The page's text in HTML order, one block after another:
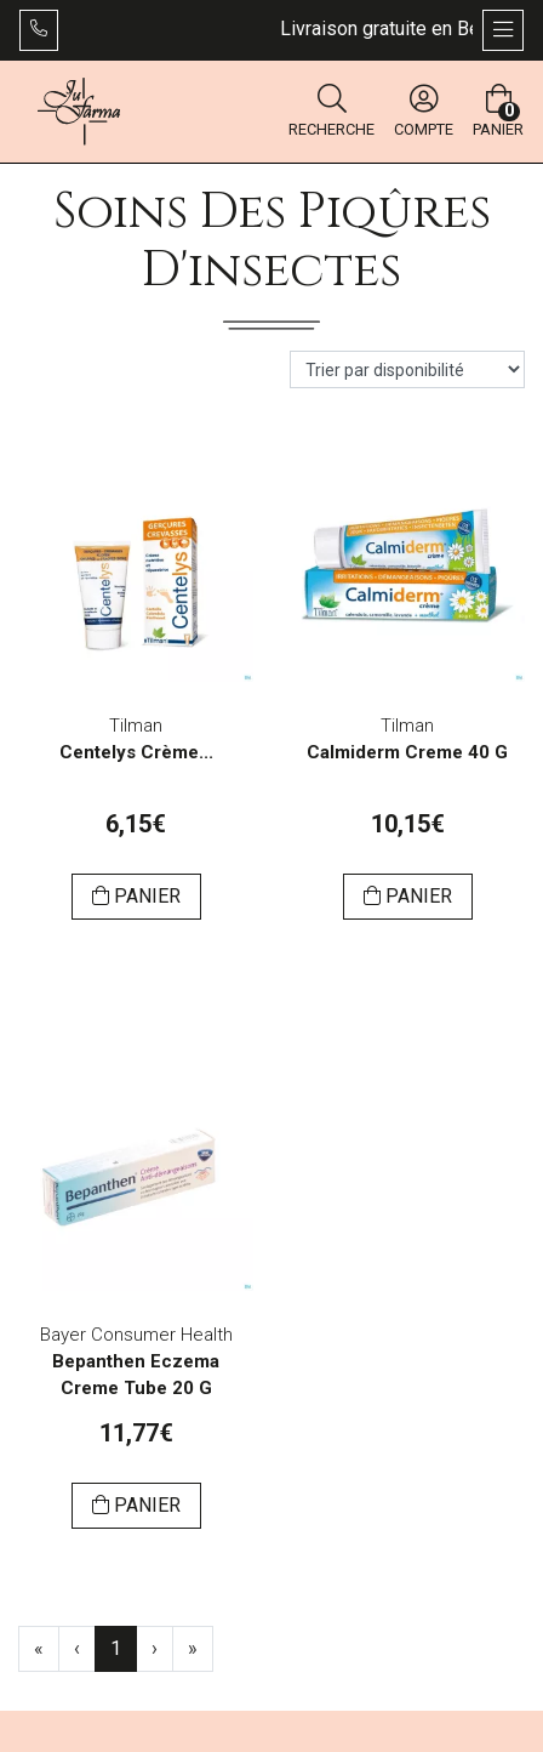
Livraison gratuite en Belgique
RECHERCHE COMPTE PANIER
0
Soins Des Piqûres
D'insectes
Tilman
Centelys Crème...
6,15€
PANIER
Tilman
Calmiderm Creme 40 G
10,15€
PANIER
Bayer Consumer Health
Bepanthen Eczema
Creme Tube 20 G
11,77€
PANIER
« ‹ 1 › »